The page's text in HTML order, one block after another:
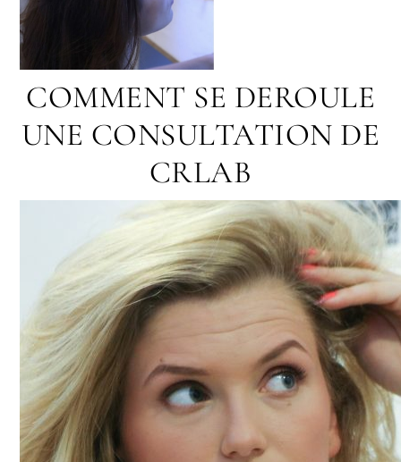
COMMENT SE DEROULE
UNE CONSULTATION DE
CRLAB